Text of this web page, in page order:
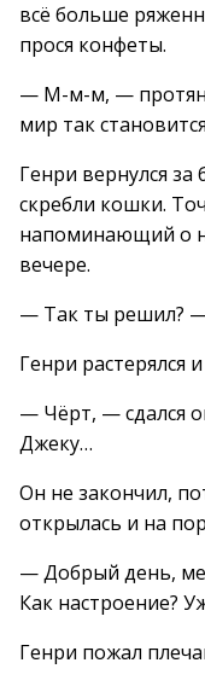
всё больше
прося конфеты.
— М-м-м, —
мир так
Генри вернулся
скребли кошки.
напоминающий о
вечере.
— Так ты решил? —
Генри растерялся
— Чёрт, — сдался
Джеку…
Он не закончил,
открылась и на
— Добрый день,
Как настроение?
Генри пожал